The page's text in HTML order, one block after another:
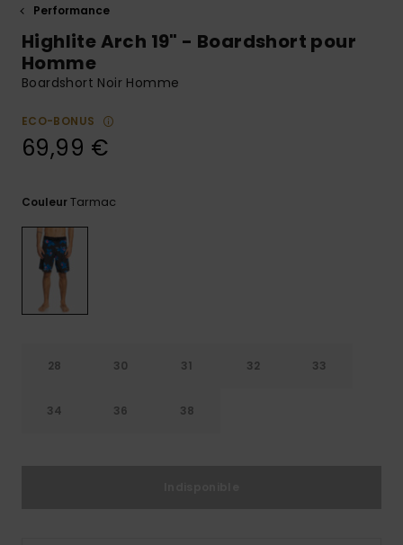
plus rapide
la FAQ
Performance
Highlite Arch 19" - Boardshort pour
Homme
Boardshort Noir Homme
ECO-BONUS
69,99 €
CouleurTarmac
28 30 31 32 33
34 36 38